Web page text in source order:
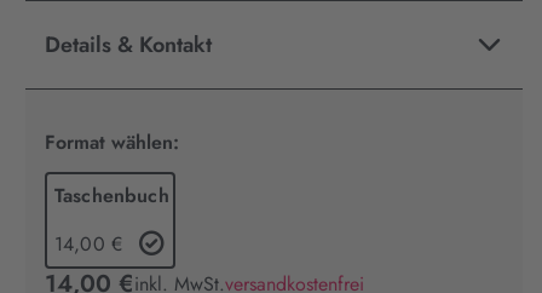
Details & Kontakt
Format wählen:
Taschenbuch
14,00 €
14,00 €inkl. MwSt.versandkostenfrei